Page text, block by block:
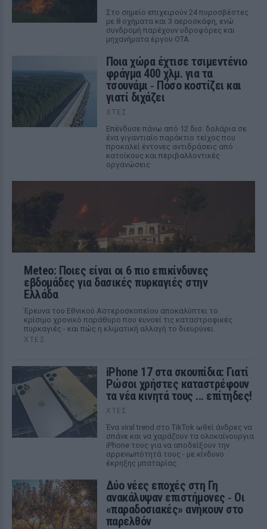
Στο σημείο επιχειρούν 24 πυροσβέστες
με 8 οχήματα και 3 αεροσκάφη, ενώ
συνδρομή παρέχουν υδροφόρες και
μηχανήματα έργου ΟΤΑ.
Ποια χώρα έχτισε τσιμεντένιο
φράγμα 400 χλμ. για τα
τσουνάμι ‑ Πόσο κοστίζει και
γιατί διχάζει
ΧΤΕΣ
Επένδυσε πάνω από 12 δισ. δολάρια σε
ένα γιγαντιαίο παράκτιο τείχος που
προκαλεί έντονες αντιδράσεις από
κατοίκους και περιβαλλοντικές
οργανώσεις
Meteo: Ποιες είναι οι 6 πιο επικίνδυνες
εβδομάδες για δασικές πυρκαγιές στην
Ελλάδα
Έρευνα του Εθνικού Αστεροσκοπείου αποκαλύπτει το
κρίσιμο χρονικό παράθυρο που ευνοεί τις καταστροφικές
πυρκαγιές - και πώς η κλιματική αλλαγή το διευρύνει.
ΧΤΕΣ
iPhone 17 στα σκουπίδια: Γιατί
Ρώσοι χρήστες καταστρέφουν
τα νέα κινητά τους ... επίτηδες!
ΧΤΕΣ
Ένα viral trend στο TikTok ωθεί άνδρες να
σπάνε και να χαράζουν τα ολοκαίνουργια
iPhone τους για να αποδείξουν την
αρρενωπότητά τους - με κίνδυνο
έκρηξης μπαταρίας.
Δύο νέες εποχές στη Γη
ανακάλυψαν επιστήμονες ‑ Oι
«παραδοσιακές» ανήκουν στο
παρελθόν